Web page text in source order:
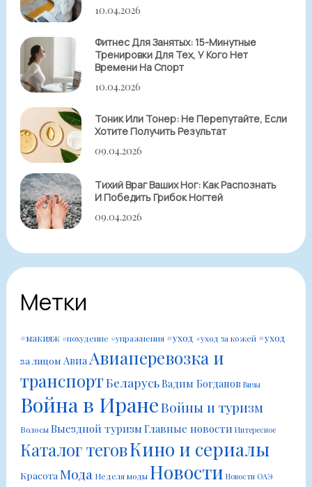
10.04.2026
Фитнес Для Занятых: 15-Минутные
Тренировки Для Тех, У Кого Нет
Времени На Спорт
10.04.2026
Тоник Или Тонер: Не Перепутайте, Если
Хотите Получить Результат
09.04.2026
Тихий Враг Ваших Ног: Как Распознать
И Победить Грибок Ногтей
09.04.2026
Метки
#макияж #похудение #упражнения #уход #уход за кожей #уход
за лицом Авиа Авиаперевозка и
транспортБеларусьВадим Богданов Визы
Война в ИранеВойны и туризм
ВолосыВыездной туризмГлавные новости Интересное
Каталог теговКино и сериалы
Красота Мода Неделя моды Новости Новости ОАЭ